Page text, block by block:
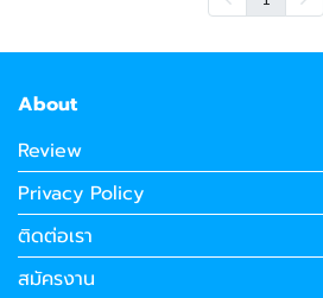
About
Review
Privacy Policy
ติดต่อเรา
สมัครงาน